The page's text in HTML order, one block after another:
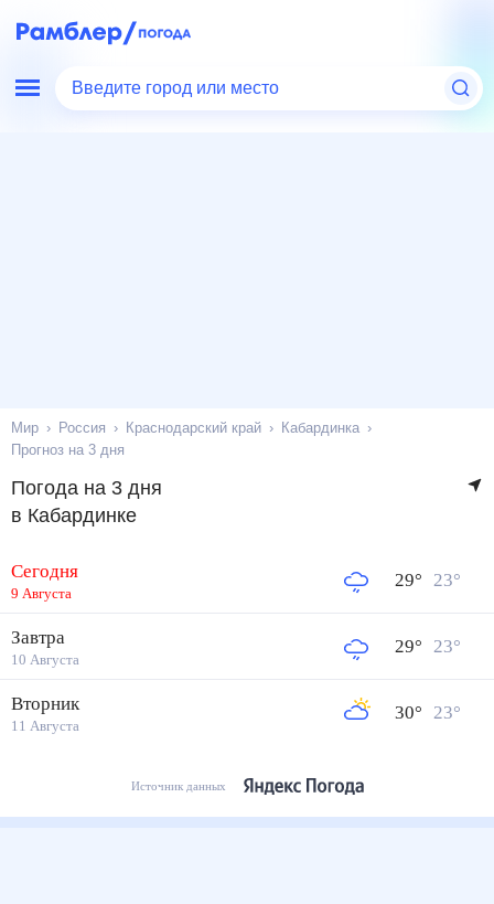
Введите город или место
Мир Россия Краснодарский край
Кабардинка
Прогноз на 3 дня
Погода на 3 дня
в Кабардинке
Сегодня
9 Августа
29° 23°
Завтра
10 Августа
29° 23°
Вторник
11 Августа
30° 23°
Источник данных